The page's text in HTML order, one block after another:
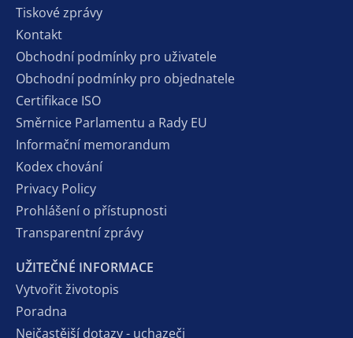
Tiskové zprávy
Kontakt
Obchodní podmínky pro uživatele
Obchodní podmínky pro objednatele
Certifikace ISO
Směrnice Parlamentu a Rady EU
Informační memorandum
Kodex chování
Privacy Policy
Prohlášení o přístupnosti
Transparentní zprávy
UŽITEČNÉ INFORMACE
Vytvořit životopis
Poradna
Nejčastější dotazy - uchazeči